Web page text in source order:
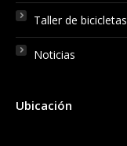
Taller de bicicletas
Noticias
Ubicación